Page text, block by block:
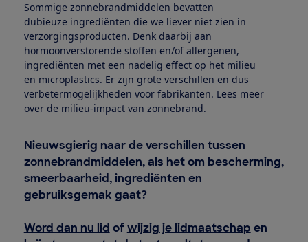
Sommige zonnebrandmiddelen bevatten
dubieuze ingrediënten die we liever niet zien in
verzorgingsproducten. Denk daarbij aan
hormoonverstorende stoffen en/of allergenen,
ingrediënten met een nadelig effect op het milieu
en microplastics. Er zijn grote verschillen en dus
verbetermogelijkheden voor fabrikanten. Lees meer
over de milieu-impact van zonnebrand.
Nieuwsgierig naar de verschillen tussen
zonnebrandmiddelen, als het om bescherming,
smeerbaarheid, ingrediënten en
gebruiksgemak gaat?
Word dan nu lid of wijzig je lidmaatschap en